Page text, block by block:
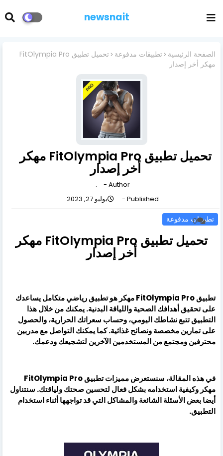
newsnait
الصفحة الرئيسية تطبيقات مدفوعة
تحميل تطبيق FitOlympia Pro
مهكر أخر إصدار
تحميل تطبيق FitOlympia Pro مهكر
أخر إصدار
Author -
.
Published -
يوليو 27, 2023
تطبيقات مدفوعة
0
تحميل تطبيق FitOlympia Pro مهكر
أخر إصدار
تطبيق FitOlympia Pro مهكر هو تطبيق رياضي متكامل يساعدك
على تحقيق أهدافك الصحية واللياقة البدنية. يمكنك من خلال هذا
التطبيق تتبع نشاطك اليومي، وحساب سعراتك الحرارية، والحصول
على تمارين مخصصة ونصائح غذائية. كما يمكنك التواصل مع مدربين
محترفين ومجتمع من المستخدمين الآخرين لتشجيعك ودعمك.
في هذه المقالة، سنستعرض مميزات تطبيق FitOlympia Pro
مهكر وكيفية استخدامه بشكل فعال لتحسين صحتك ولياقتك. سنتناول
أيضا بعض الأسئلة الشائعة والمشاكل التي قد تواجهها أثناء استخدام
التطبيق.